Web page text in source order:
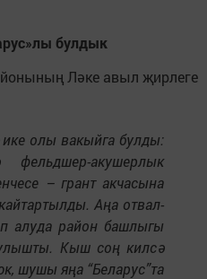
булдык
Ләке авыл җирлеге
ике олы вакыйга булды:
фельдшер-акушерлык
– грант акчасына
Аңа отвал-
алуда район башлыгы
Кыш соң килсә
шушы яңа “Беларус”та